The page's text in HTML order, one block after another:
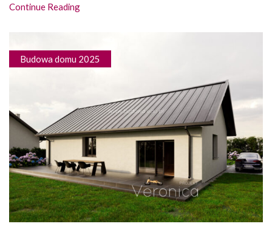
Continue Reading
Budowa domu 2025